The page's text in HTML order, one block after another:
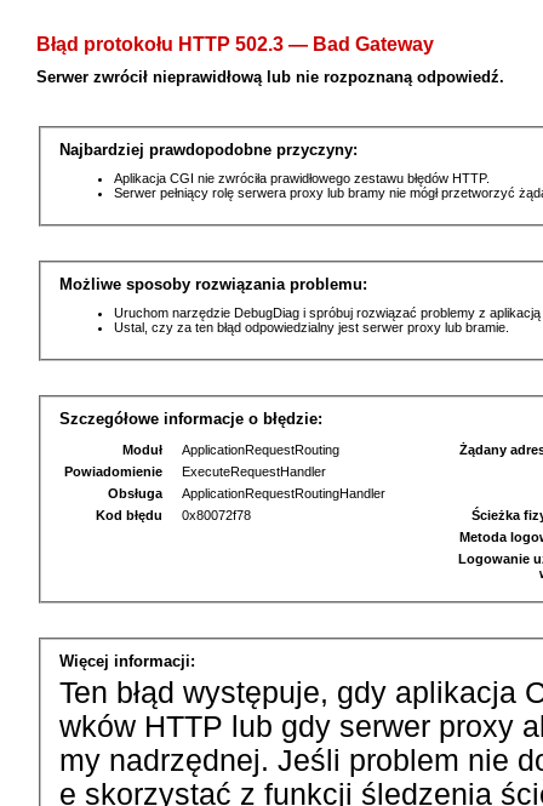
Błąd protokołu HTTP 502.3 — Bad Gateway
Serwer zwrócił nieprawidłową lub nie rozpoznaną odpowiedź.
Najbardziej prawdopodobne przyczyny:
Aplikacja CGI nie zwróciła prawidłowego zestawu błędów HTTP.
Serwer pełniący rolę serwera proxy lub bramy nie mógł przetworzyć
Możliwe sposoby rozwiązania problemu:
Uruchom narzędzie DebugDiag i spróbuj rozwiązać problemy z
Ustal, czy za ten błąd odpowiedzialny jest serwer proxy lub bramie.
Szczegółowe informacje o błędzie:
Moduł
ApplicationRequestRouting
Powiadomienie
ExecuteRequestHandler
Obsługa
ApplicationRequestRoutingHandler
Kod błędu
0x80072f78
Żądany
Ścieżka
Metoda
Logowanie
Więcej informacji:
Ten błąd występuje, gdy aplikacja
wków HTTP lub gdy serwer proxy
my nadrzędnej. Jeśli problem nie
e skorzystać z funkcji śledzenia